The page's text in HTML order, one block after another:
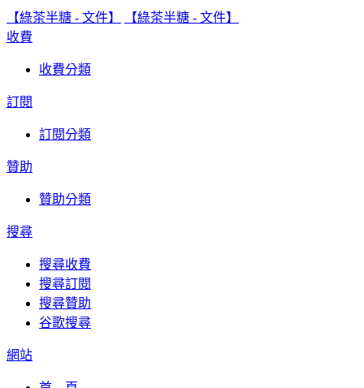
【綠茶半糖 - 文件】
【綠茶半糖 - 文件】
收費
收費分類
訂閱
訂閱分類
贊助
贊助分類
搜尋
搜尋收費
搜尋訂閱
搜尋贊助
谷歌搜尋
網站